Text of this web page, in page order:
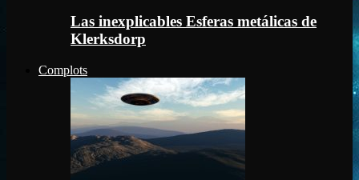
Las inexplicables Esferas metálicas de
Klerksdorp
Complots